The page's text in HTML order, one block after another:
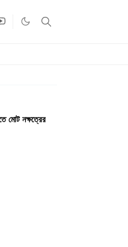
মোট নক্ষত্রের